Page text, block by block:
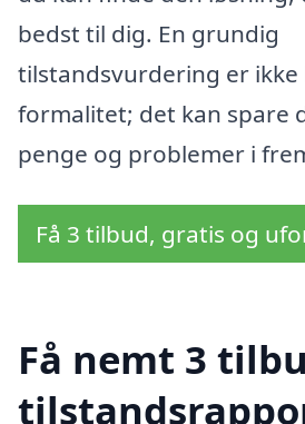
bedst til dig. En grundig
tilstandsvurdering er ikke
formalitet; det kan spare
penge og problemer i
Få 3 tilbud, gratis og
Få nemt 3